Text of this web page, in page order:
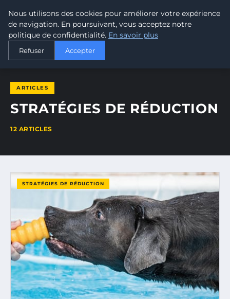
MALTA CLIMATE
ACCUEIL STRATÉGIES DE RÉDUCTION
ARTICLES
STRATÉGIES DE RÉDUCTION
12 ARTICLES
STRATÉGIES DE RÉDUCTION
Nous utilisons des cookies pour améliorer votre expérience
de navigation. En poursuivant, vous acceptez notre
politique de confidentialité. En savoir plus
Refuser Accepter